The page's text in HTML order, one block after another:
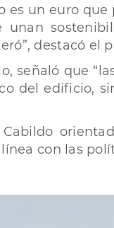
es un euro
destacó el
señaló que
del edificio,
con las